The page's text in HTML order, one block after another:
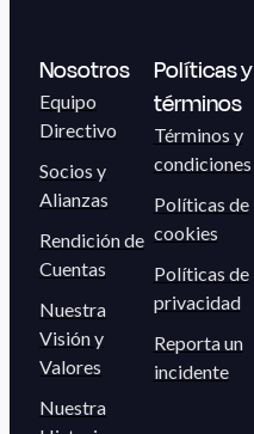
Nosotros
Equipo
Directivo
Socios y
Alianzas
Rendición de
Cuentas
Nuestra
Visión y
Valores
Nuestra
Políticas y
términos
Términos y
condiciones
Políticas de
cookies
Políticas de
privacidad
Reporta un
incidente